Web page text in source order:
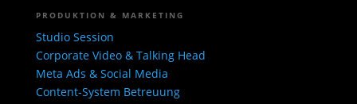
PRODUKTION & MARKETING
Studio Session
Corporate Video & Talking Head
Meta Ads & Social Media
Content-System Betreuung